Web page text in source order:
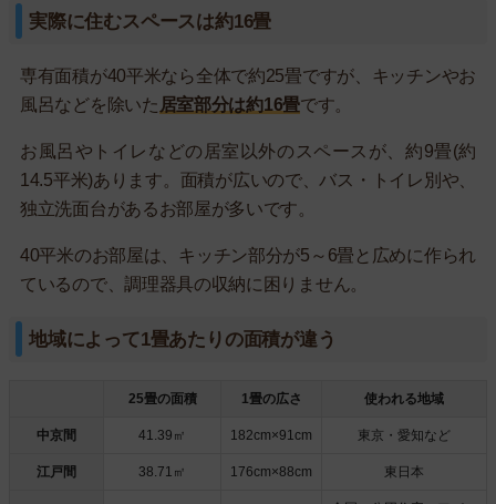
実際に住むスペースは約16畳
専有面積が40平米なら全体で約25畳ですが、キッチンやお
風呂などを除いた 居室部分は約16畳です。
お風呂やトイレなどの居室以外のスペースが、約9畳(約
14.5平米)あります。面積が広いので、バス・トイレ別や、
独立洗面台があるお部屋が多いです。
40平米のお部屋は、キッチン部分が5～6畳と広めに作られ
ているので、調理器具の収納に困りません。
地域によって1畳あたりの面積が違う
25畳の面積 1畳の広さ 使われる地域
中京間 41.39㎡ 182cm×91cm 東京・愛知など
江戸間 38.71㎡ 176cm×88cm 東日本